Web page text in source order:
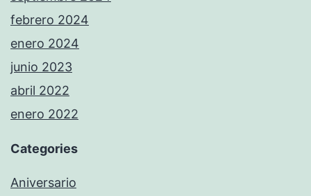
febrero 2024
enero 2024
junio 2023
abril 2022
enero 2022
Categories
Aniversario